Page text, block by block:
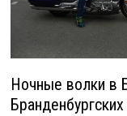
Ночные волки в